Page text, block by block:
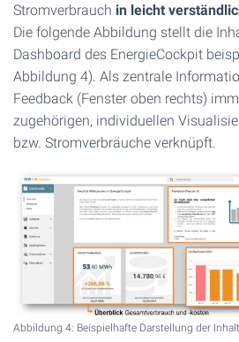
Stromverbrauch in leicht
Die folgende Abbildung stellt die
Dashboard des EnergieCockpit
Abbildung 4). Als zentrale
Feedback (Fenster oben rechts)
zugehörigen, individuellen
bzw. Stromverbräuche verknüpft.
Abbildung 4: Beispielhafte Darstellung der